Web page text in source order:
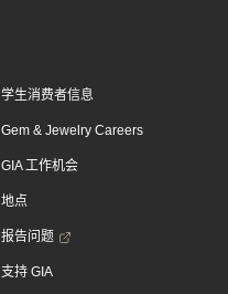
学生消费者信息
Gem & Jewelry Careers
GIA 工作机会
地点
报告问题
支持 GIA